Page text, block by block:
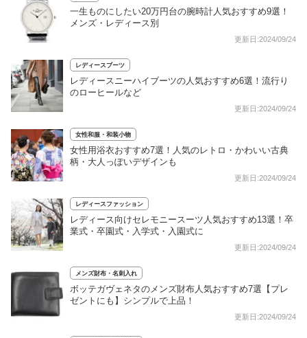
一生ものにしたい20万円台の腕時計人気おすすめ9選！
メンズ・レディース別
更新日:2024/09/24
レディースブーツ
レディースニーハイブーツの人気おすすめ6選！流行り
のローヒールなど
更新日:2024/09/24
女性和服・和装小物
女性用浴衣おすすめ7選！人気のレトロ・かわいい古典
柄・大人っぽいデザインも
更新日:2024/09/24
レディースファッション
レディース向けセレモニースーツ人気おすすめ13選！卒
業式・卒園式・入学式・入園式に
更新日:2024/09/24
メンズ財布・名刺入れ
ボッテガヴェネタのメンズ財布人気おすすめ7選【プレ
ゼントにも】シンプルで上品！
更新日:2024/09/24